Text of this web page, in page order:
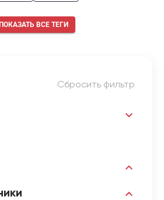
ПОКАЗАТЬ ВСЕ ТЕГИ
Сбросить фильтр